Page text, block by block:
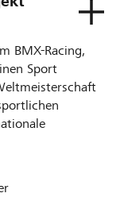
BMX-Racing,
Sport